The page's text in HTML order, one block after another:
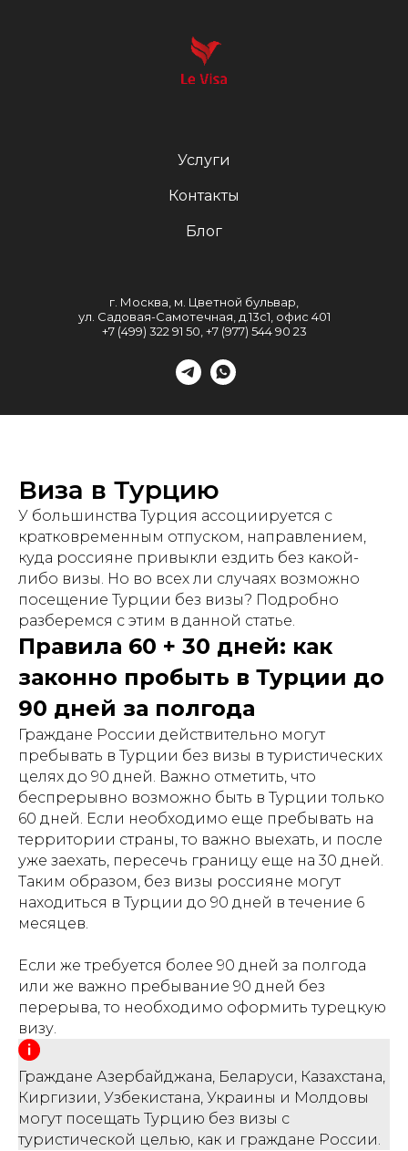
Услуги
Контакты
Блог
г. Москва, м. Цветной бульвар,
ул. Садовая-Самотечная, д.13с1, офис 401
+7 (499) 322 91 50, +7 (977) 544 90 23
Виза в Турцию
У большинства Турция ассоциируется с
кратковременным отпуском, направлением,
куда россияне привыкли ездить без какой-
либо визы. Но во всех ли случаях возможно
посещение Турции без визы? Подробно
разберемся с этим в данной статье.
Правила 60 + 30 дней: как
законно пробыть в Турции до
90 дней за полгода
Граждане России действительно могут
пребывать в Турции без визы в туристических
целях до 90 дней. Важно отметить, что
беспрерывно возможно быть в Турции только
60 дней. Если необходимо еще пребывать на
территории страны, то важно выехать, и после
уже заехать, пересечь границу еще на 30 дней.
Таким образом, без визы россияне могут
находиться в Турции до 90 дней в течение 6
месяцев.
Если же требуется более 90 дней за полгода
или же важно пребывание 90 дней без
перерыва, то необходимо оформить турецкую
визу.
Граждане Азербайджана, Беларуси, Казахстана,
Киргизии, Узбекистана, Украины и Молдовы
могут посещать Турцию без визы с
туристической целью, как и граждане России.